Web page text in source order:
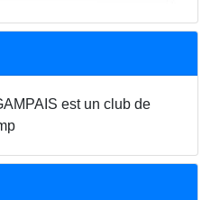
est un club de